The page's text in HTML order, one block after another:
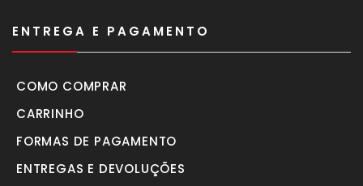
ENTREGA E PAGAMENTO
COMO COMPRAR
CARRINHO
FORMAS DE PAGAMENTO
ENTREGAS E DEVOLUÇÕES